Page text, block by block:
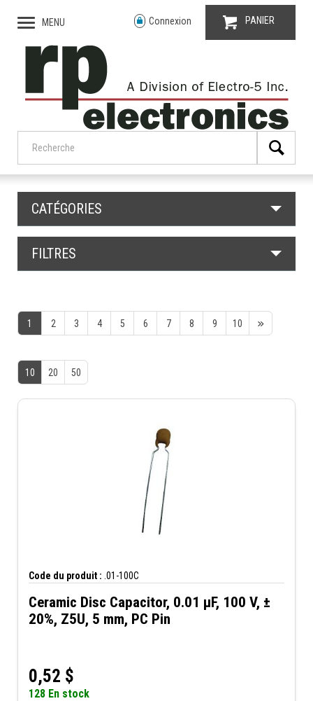
MENU Connexion PANIER
CATÉGORIES
FILTRES
1 2 3 4 5 6 7 8 9 10
10 20 50
Code du produit : .01-100C
Ceramic Disc Capacitor, 0.01 µF, 100 V, ±
20%, Z5U, 5 mm, PC Pin
0,52 $
128 En stock